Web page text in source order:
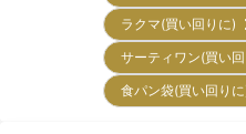
ラクマ(買い回りに)
サーティワン(買い
食パン袋(買い回り